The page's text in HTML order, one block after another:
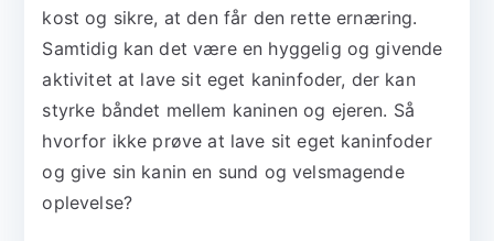
kost og sikre, at den får den rette ernæring.
Samtidig kan det være en hyggelig og givende
aktivitet at lave sit eget kaninfoder, der kan
styrke båndet mellem kaninen og ejeren. Så
hvorfor ikke prøve at lave sit eget kaninfoder
og give sin kanin en sund og velsmagende
oplevelse?